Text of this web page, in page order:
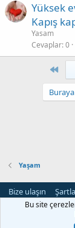
Yüksek
Kapış
Yasam
Cevaplar 0
Yaşam
Bize ulaşın
Ana sayfa
R
Community
Bu site